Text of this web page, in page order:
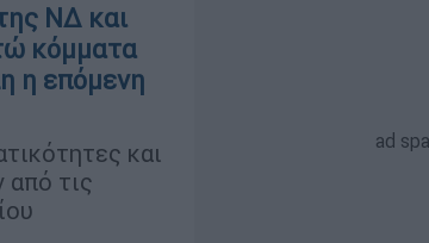
ΝΔ και
κόμματα
η επόμενη
και
από τις